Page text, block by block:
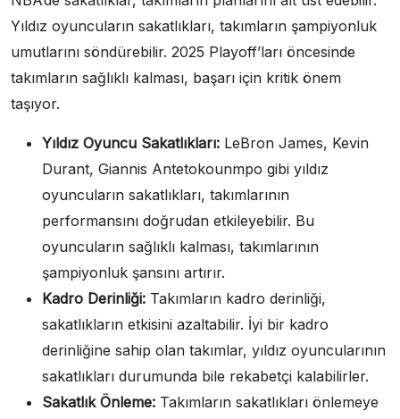
Yıldız oyuncuların sakatlıkları, takımların şampiyonluk
umutlarını söndürebilir. 2025 Playoff’ları öncesinde
takımların sağlıklı kalması, başarı için kritik önem
taşıyor.
Yıldız Oyuncu Sakatlıkları: LeBron James, Kevin
Durant, Giannis Antetokounmpo gibi yıldız
oyuncuların sakatlıkları, takımlarının
performansını doğrudan etkileyebilir. Bu
oyuncuların sağlıklı kalması, takımlarının
şampiyonluk şansını artırır.
Kadro Derinliği: Takımların kadro derinliği,
sakatlıkların etkisini azaltabilir. İyi bir kadro
derinliğine sahip olan takımlar, yıldız oyuncularının
sakatlıkları durumunda bile rekabetçi kalabilirler.
Sakatlık Önleme: Takımların sakatlıkları önlemeye